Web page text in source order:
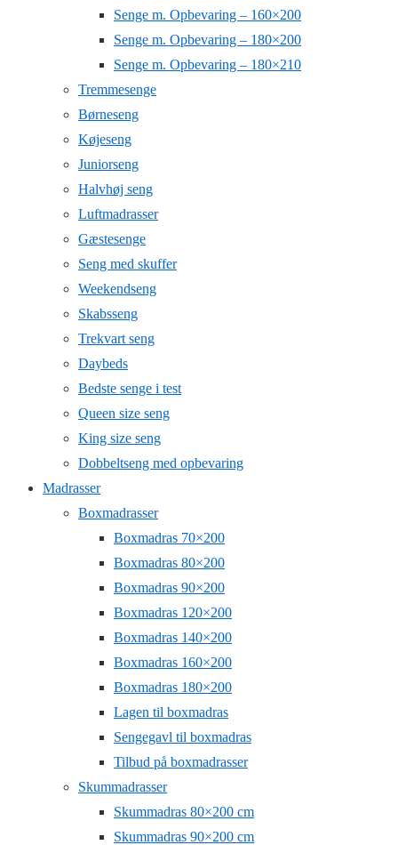
Senge m. Opbevaring – 160×200
Senge m. Opbevaring – 180×200
Senge m. Opbevaring – 180×210
Tremmesenge
Børneseng
Køjeseng
Juniorseng
Halvhøj seng
Luftmadrasser
Gæstesenge
Seng med skuffer
Weekendseng
Skabsseng
Trekvart seng
Daybeds
Bedste senge i test
Queen size seng
King size seng
Dobbeltseng med opbevaring
Madrasser
Boxmadrasser
Boxmadras 70×200
Boxmadras 80×200
Boxmadras 90×200
Boxmadras 120×200
Boxmadras 140×200
Boxmadras 160×200
Boxmadras 180×200
Lagen til boxmadras
Sengegavl til boxmadras
Tilbud på boxmadrasser
Skummadrasser
Skummadras 80×200 cm
Skummadras 90×200 cm